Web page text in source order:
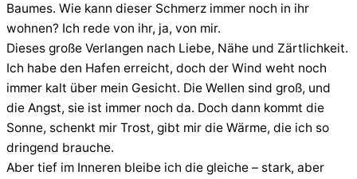
Baumes. Wie kann dieser Schmerz immer noch in ihr
wohnen? Ich rede von ihr, ja, von mir.
Dieses große Verlangen nach Liebe, Nähe und Zärtlichkeit.
Ich habe den Hafen erreicht, doch der Wind weht noch
immer kalt über mein Gesicht. Die Wellen sind groß, und
die Angst, sie ist immer noch da. Doch dann kommt die
Sonne, schenkt mir Trost, gibt mir die Wärme, die ich so
dringend brauche.
Aber tief im Inneren bleibe ich die gleiche – stark, aber